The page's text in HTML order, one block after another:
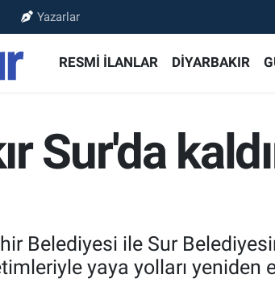
Yazarlar
RESMİ İLANLAR DİYARBAKIR
Sur'da
Belediyesi ile Sur
yaya yolları yeniden